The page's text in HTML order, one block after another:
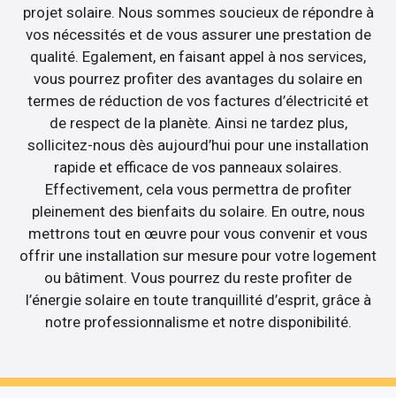
projet solaire. Nous sommes soucieux de répondre à
vos nécessités et de vous assurer une prestation de
qualité. Egalement, en faisant appel à nos services,
vous pourrez profiter des avantages du solaire en
termes de réduction de vos factures d’électricité et
de respect de la planète. Ainsi ne tardez plus,
sollicitez-nous dès aujourd’hui pour une installation
rapide et efficace de vos panneaux solaires.
Effectivement, cela vous permettra de profiter
pleinement des bienfaits du solaire. En outre, nous
mettrons tout en œuvre pour vous convenir et vous
offrir une installation sur mesure pour votre logement
ou bâtiment. Vous pourrez du reste profiter de
l’énergie solaire en toute tranquillité d’esprit, grâce à
notre professionnalisme et notre disponibilité.